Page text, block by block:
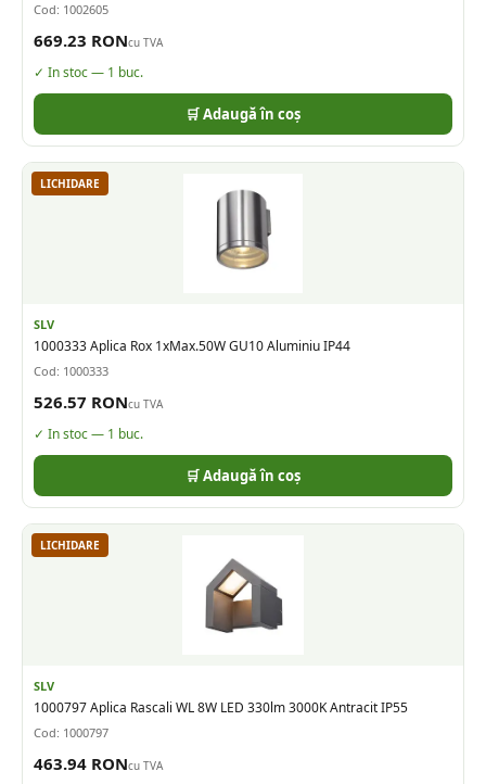
Cod: 1002605
669.23 RONcu TVA
✓ In stoc — 1 buc.
🛒 Adaugă în coș
LICHIDARE
SLV
1000333 Aplica Rox 1xMax.50W GU10 Aluminiu IP44
Cod: 1000333
526.57 RONcu TVA
✓ In stoc — 1 buc.
🛒 Adaugă în coș
LICHIDARE
SLV
1000797 Aplica Rascali WL 8W LED 330lm 3000K Antracit IP55
Cod: 1000797
463.94 RONcu TVA